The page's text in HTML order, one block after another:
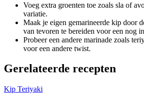
Voeg extra groenten toe zoals sla of
variatie.
Maak je eigen gemarineerde kip door
van tevoren te bereiden voor een nog
Probeer een andere marinade zoals
voor een andere twist.
Gerelateerde recepten
Kip Teriyaki